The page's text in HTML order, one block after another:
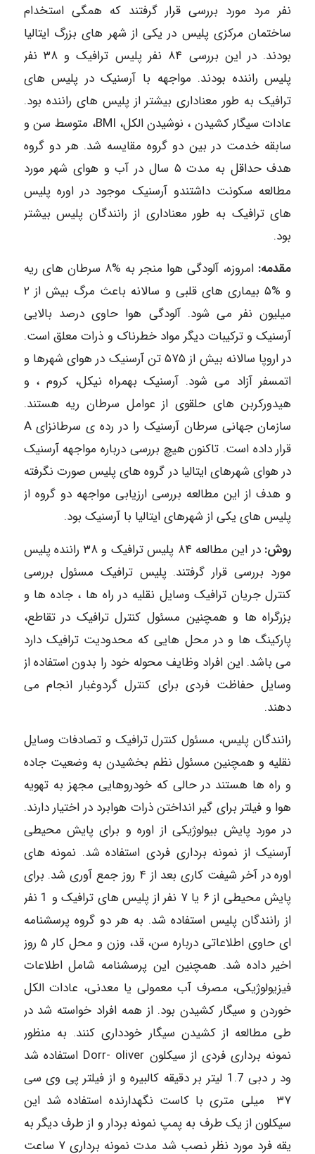
نفر مرد مورد بررسی قرار گرفتند که همگی استخدام
ساختمان مرکزی پلیس در یکی از شهر های بزرگ ایتالیا
بودند. در این بررسی ۸۴ نفر پلیس ترافیک و ۳۸ نفر
پلیس راننده بودند. مواجهه با آرسنیک در پلیس های
ترافیک به طور معناداری بیشتر از پلیس های راننده بود.
عادات سیگار کشیدن ، نوشیدن الکل، BMI، متوسط سن و
سابقه خدمت در بین دو گروه مقایسه شد. هر دو گروه
هدف حداقل به مدت ۵ سال در آب و هوای شهر مورد
مطالعه سکونت داشتندو آرسنیک موجود در اوره پلیس
های ترافیک به طور معناداری از رانندگان پلیس بیشتر
بود.
مقدمه:
امروزه، آلودگی هوا منجر به %۸ سرطان های ریه
و %۵ بیماری های قلبی و سالانه باعث مرگ بیش از ۲
میلیون نفر می شود. آلودگی هوا حاوی درصد بالایی
آرسنیک و ترکیبات دیگر مواد خطرناک و ذرات معلق است.
در اروپا سالانه بیش از ۵۷۵ تن آرسنیک در هوای شهرها و
اتمسفر آزاد می شود. آرسنیک بهمراه نیکل، کروم ، و
هیدورکربن های حلقوی از عوامل سرطان ریه هستند.
سازمان جهانی سرطان آرسنیک را در رده ی سرطانزای A
قرار داده است. تاکنون هیچ بررسی درباره مواجهه آرسنیک
در هوای شهرهای ایتالیا در گروه های پلیس صورت نگرفته
و هدف از این مطالعه بررسی ارزیابی مواجهه دو گروه از
پلیس های یکی از شهرهای ایتالیا با آرسنیک بود.
روش:
در این مطالعه ۸۴ پلیس ترافیک و ۳۸ راننده پلیس
مورد بررسی قرار گرفتند. پلیس ترافیک مسئول بررسی
کنترل جریان ترافیک وسایل نقلیه در راه ها ، جاده ها و
بزرگراه ها و همچنین مسئول کنترل ترافیک در تقاطع،
پارکینگ ها و در محل هایی که محدودیت ترافیک دارد
می باشد. این افراد وظایف محوله خود را بدون استفاده از
وسایل حفاظت فردی برای کنترل گردوغبار انجام می
دهند.
رانندگان پلیس، مسئول کنترل ترافیک و تصادفات وسایل
نقلیه و همچنین مسئول نظم بخشیدن به وضعیت جاده
و راه ها هستند در حالی که خودروهایی مجهز به تهویه
هوا و فیلتر برای گیر انداختن ذرات هوابرد در اختیار دارند.
در مورد پایش بیولوژیکی از اوره و برای پایش محیطی
آرسنیک از نمونه برداری فردی استفاده شد. نمونه های
اوره در آخر شیفت کاری بعد از ۴ روز جمع آوری شد. برای
پایش محیطی از ۶ یا ۷ نفر از پلیس های ترافیک و 1 نفر
از رانندگان پلیس استفاده شد. به هر دو گروه پرسشنامه
ای حاوی اطلاعاتی درباره سن، قد، وزن و محل کار ۵ روز
اخیر داده شد. همچنین این پرسشنامه شامل اطلاعات
فیزیولوژیکی، مصرف آب معمولی یا معدنی، عادات الکل
خوردن و سیگار کشیدن بود. از همه افراد خواسته شد در
طی مطالعه از کشیدن سیگار خودداری کنند. به منظور
نمونه برداری فردی از سیکلون Dorr- oliver استفاده شد
ود ر دبی 1.7 لیتر بر دقیقه کالبیره و از فیلتر پی وی سی
۳۷ میلی متری با کاست نگهدارنده استفاده شد این
سیکلون از یک طرف به پمپ نمونه بردار و از طرف دیگر به
یقه فرد مورد نظر نصب شد مدت نمونه برداری ۷ ساعت